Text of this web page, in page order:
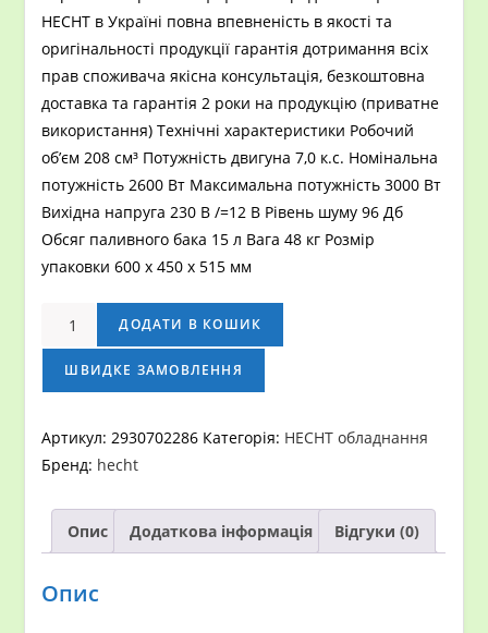
HECHT в Україні повна впевненість в якості та
оригінальності продукції гарантія дотримання всіх
прав споживача якісна консультація, безкоштовна
доставка та гарантія 2 роки на продукцію (приватне
використання) Технічні характеристики Робочий
об’єм 208 см³ Потужність двигуна 7,0 к.с. Номінальна
потужність 2600 Вт Максимальна потужність 3000 Вт
Вихідна напруга 230 В /=12 В Рівень шуму 96 Дб
Обсяг паливного бака 15 л Вага 48 кг Розмір
упаковки 600 х 450 х 515 мм
Генератор
бензиновий
однофазний
HECHT
3300W
кількість
ДОДАТИ В КОШИК
ШВИДКЕ ЗАМОВЛЕННЯ
Артикул:2930702286 Категорія: HECHT обладнання
Бренд: hecht
Опис Додаткова інформація Відгуки (0)
Опис